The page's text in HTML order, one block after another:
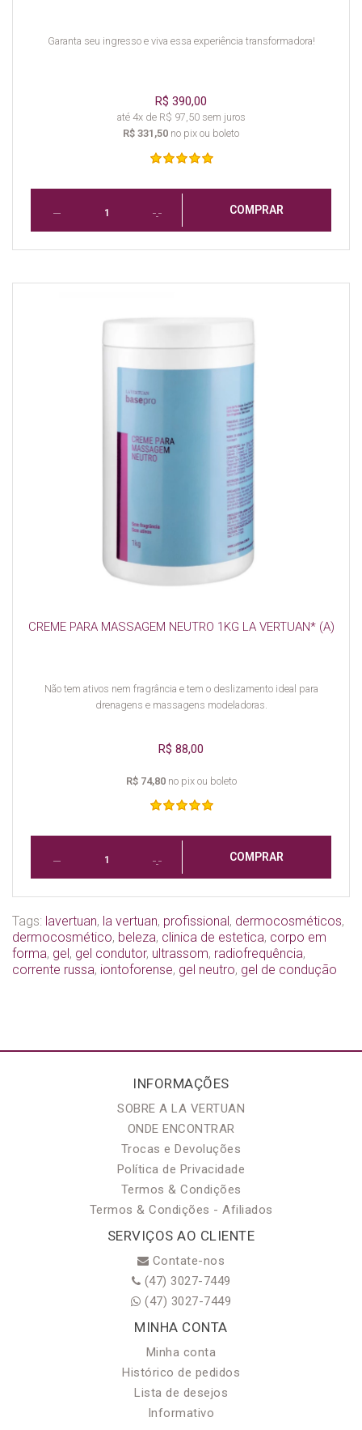
Garanta seu ingresso e viva essa experiência transformadora!
R$ 390,00
até 4x de R$ 97,50 sem juros
R$ 331,50 no pix ou boleto
COMPRAR
CREME PARA MASSAGEM NEUTRO 1KG LA VERTUAN* (A)
Não tem ativos nem fragrância e tem o deslizamento ideal para
drenagens e massagens modeladoras.
R$ 88,00
R$ 74,80no pix ou boleto
COMPRAR
Tags: lavertuan, la vertuan, profissional , dermocosméticos,
dermocosmético, beleza, clinica de estetica, corpo em
forma, gel , gel condutor, ultrassom, radiofrequência,
corrente russa, iontoforense, gel neutro, gel de condução
INFORMAÇÕES
SOBRE A LA VERTUAN
ONDE ENCONTRAR
Trocas e Devoluções
Política de Privacidade
Termos & Condições
Termos & Condições - Afiliados
SERVIÇOS AO CLIENTE
Contate-nos
(47) 3027-7449
(47) 3027-7449
MINHA CONTA
Minha conta
Histórico de pedidos
Lista de desejos
Informativo